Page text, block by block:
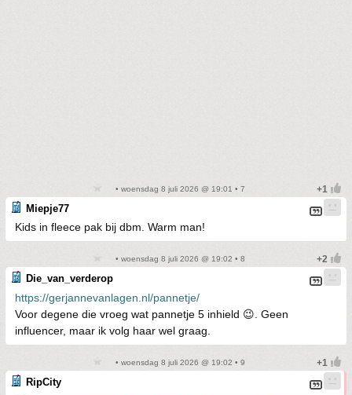
• woensdag 8 juli 2026 @ 19:01 • 7
Miepje77
Kids in fleece pak bij dbm. Warm man!
• woensdag 8 juli 2026 @ 19:02 • 8
Die_van_verderop
https://gerjannevanlagen.nl/pannetje/
Voor degene die vroeg wat pannetje 5 inhield 😉. Geen
influencer, maar ik volg haar wel graag.
• woensdag 8 juli 2026 @ 19:02 • 9
RipCity